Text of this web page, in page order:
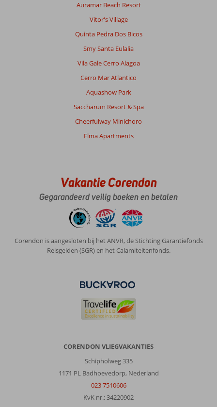
Auramar Beach Resort
Vitor's Village
Quinta Pedra Dos Bicos
Smy Santa Eulalia
Vila Gale Cerro Alagoa
Cerro Mar Atlantico
Aquashow Park
Saccharum Resort & Spa
Cheerfulway Minichoro
Elma Apartments
Vakantie Corendon
Gegarandeerd veilig boeken en betalen
Corendon is aangesloten bij het ANVR, de Stichting Garantiefonds
Reisgelden (SGR) en het Calamiteitenfonds.
CORENDON VLIEGVAKANTIES
Schipholweg 335
1171 PL Badhoevedorp, Nederland
023 7510606
KvK nr.: 34220902